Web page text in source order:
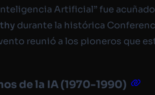
Artificial” fue
durante la histórica
reunió a los pioneros que
de la IA (1970-1990)